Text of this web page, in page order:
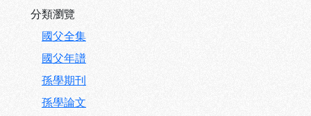
分類瀏覽
國父全集
國父年譜
孫學期刊
孫學論文